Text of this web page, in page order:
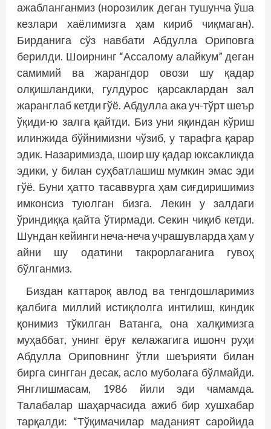
ажабланганмиз (норозилик деган тушунча ўша
кезлари хаёлимизга ҳам кириб чиқмаган).
Бирданига сўз навбати Абдулла Ориповга
берилди. Шоирнинг “Ассалому алайкум” деган
самимий ва жарангдор овози шу қадар
олқишландики, гулдурос қарсак­лардан зал
жаранглаб кетди гўё. Абдулла ака уч-тўрт шеър
ўқиди-ю залга қайтди. Биз уни яқиндан кўриш
илинжида бўйнимизни чўзиб, у тарафга қарар
эдик. Назаримизда, шоир шу қадар юксакликда
эдики, у билан суҳбатлашиш мумкин эмас эди
гўё. Буни ҳатто тасаввурга ҳам сиғдиришимиз
имконсиз туюлган бизга. Лекин у залдаги
ўриндиққа қайта ўтирмади. Секин чиқиб кетди.
Шундан кейин­ги неча-неча учрашувларда ҳам у
айни шу одатини такрорлаганига гувоҳ
бўлганмиз.
Биздан каттароқ авлод ва тенгдош­ларимиз
қалбига миллий истиқлолга интилиш, киндик
қонимиз тўкилган Ватанга, она халқимизга
муҳаббат, унинг ёруғ келажагига ишонч руҳи
Абдулла Ориповнинг ўтли шеърияти билан
бирга сингган десак, асло муболаға бўлмайди.
Янглишмасам, 1986 йили эди чамамда.
Талабалар шаҳарчасида ажиб бир хушхабар
тарқалди: “Тўқимачилар маданият саройи­­да